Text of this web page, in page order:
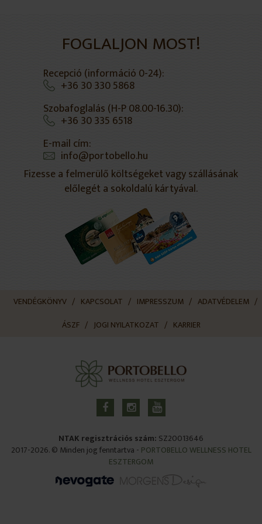
FOGLALJON MOST!
Recepció (információ 0-24):
+36 30 330 5868
Szobafoglalás (H-P 08.00-16.30):
+36 30 335 6518
E-mail cím:
info@portobello.hu
Fizesse a felmerülő költségeket vagy szállásának
előlegét a sokoldalú kártyával.
VENDÉGKÖNYV KAPCSOLAT IMPRESSZUM
ADATVÉDELEM
ÁSZF
JOGI NYILATKOZAT KARRIER
NTAK regisztrációs szám: SZ20013646
2017-2026. © Minden jog fenntartva - PORTOBELLO WELLNESS HOTEL
ESZTERGOM